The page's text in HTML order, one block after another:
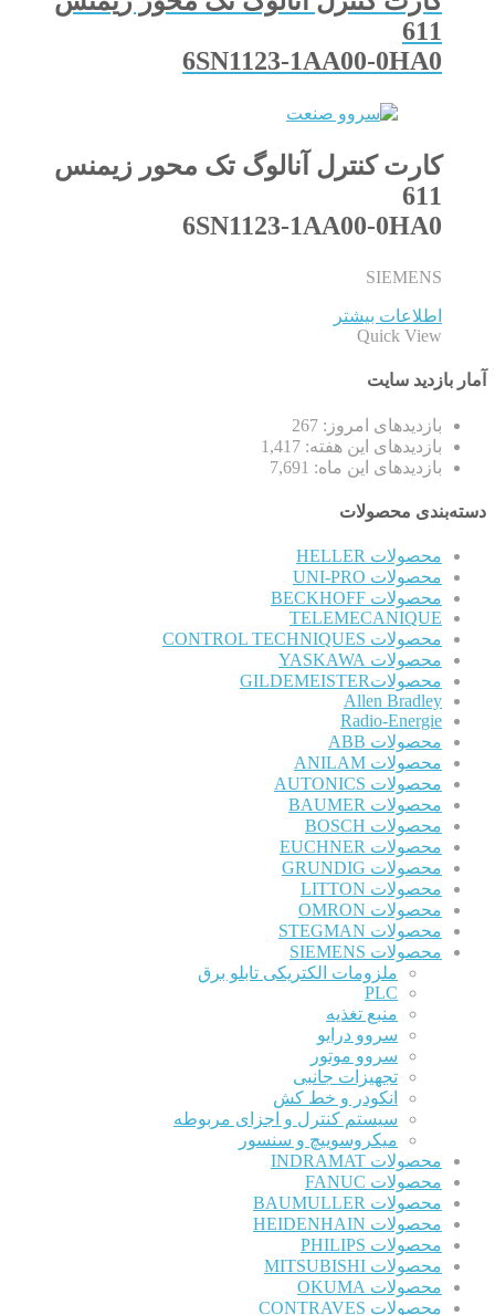
611
6SN1123-1AA00-0HA0
کارت کنترل آنالوگ تک محور زیمنس
611
6SN1123-1AA00-0HA0
SIEMENS
اطلاعات بیشتر
Quick View
آمار بازدید سایت
بازدیدهای امروز: 267
بازدیدهای این هفته: 1,417
بازدیدهای این ماه: 7,691
دسته‌بندی محصولات
محصولات HELLER
محصولات UNI-PRO
محصولات BECKHOFF
TELEMECANIQUE
محصولات CONTROL TECHNIQUES
محصولات YASKAWA
محصولاتGILDEMEISTER
Allen Bradley
Radio-Energie
محصولات ABB
محصولات ANILAM
محصولات AUTONICS
محصولات BAUMER
محصولات BOSCH
محصولات EUCHNER
محصولات GRUNDIG
محصولات LITTON
محصولات OMRON
محصولات STEGMAN
محصولات SIEMENS
ملزومات الکتریکی تابلو برق
PLC
منبع تغذیه
سروو درایو
سروو موتور
تجهیزات جانبی
انکودر و خط کش
سیستم کنترل و اجزای مربوطه
میکروسوییچ و سنسور
محصولات INDRAMAT
محصولات FANUC
محصولات BAUMULLER
محصولات HEIDENHAIN
محصولات PHILIPS
محصولات MITSUBISHI
محصولات OKUMA
محصولات CONTRAVES